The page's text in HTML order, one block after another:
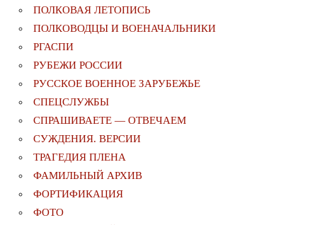
ПОЛКОВАЯ ЛЕТОПИСЬ
ПОЛКОВОДЦЫ И ВОЕНАЧАЛЬНИКИ
РГАСПИ
РУБЕЖИ РОССИИ
РУССКОЕ ВОЕННОЕ ЗАРУБЕЖЬЕ
СПЕЦСЛУЖБЫ
СПРАШИВАЕТЕ — ОТВЕЧАЕМ
СУЖДЕНИЯ. ВЕРСИИ
ТРАГЕДИЯ ПЛЕНА
ФАМИЛЬНЫЙ АРХИВ
ФОРТИФИКАЦИЯ
ФОТО